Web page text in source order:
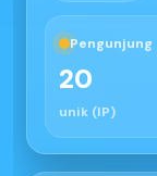
Pengunjung
20
unik (IP)